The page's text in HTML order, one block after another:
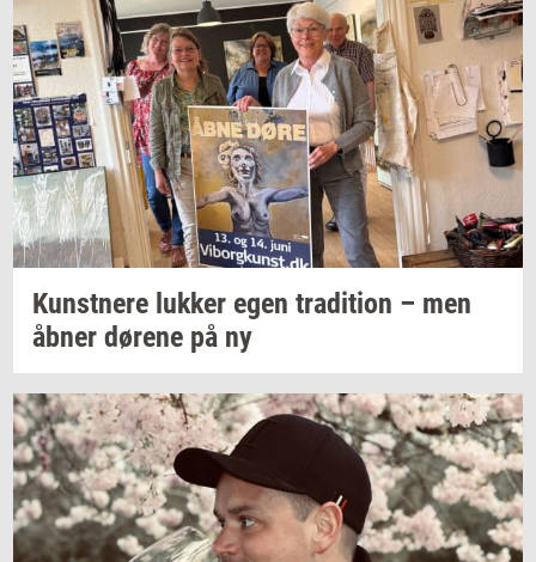
Kunst­ne­re luk­ker egen tra­di­tion – men
åbner dø­re­ne på ny